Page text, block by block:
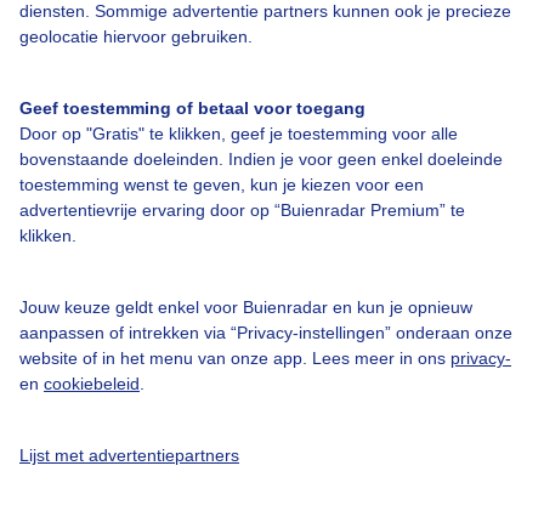
diensten. Sommige advertentie partners kunnen ook je precieze
geolocatie hiervoor gebruiken.
Geef toestemming of betaal voor toegang
Door op "Gratis" te klikken, geef je toestemming voor alle
bovenstaande doeleinden. Indien je voor geen enkel doeleinde
toestemming wenst te geven, kun je kiezen voor een
advertentievrije ervaring door op “Buienradar Premium” te
klikken.
Jouw keuze geldt enkel voor Buienradar en kun je opnieuw
aanpassen of intrekken via “Privacy-instellingen” onderaan onze
website of in het menu van onze app. Lees meer in ons privacy-
en cookiebeleid
Lijst met advertentiepartners
Bedrijfsgegevens
Veelgestelde vragen
Contact
Adverteren
Buienradar Team
Cookie beleid